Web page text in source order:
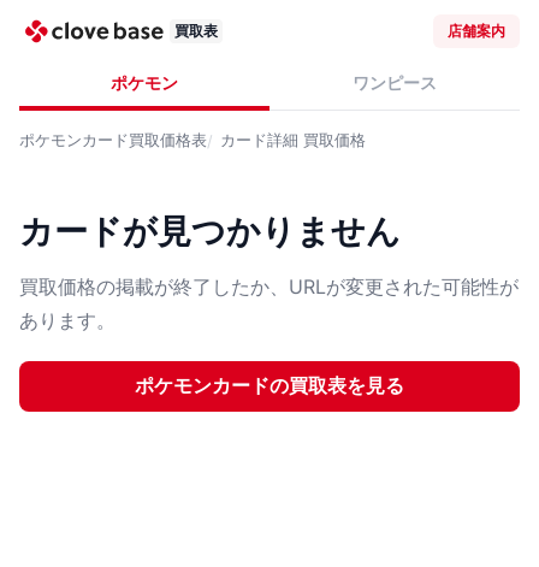
買取表 店舗案内
ポケモン ワンピース
ポケモンカード買取価格表 カード詳細 買取価格
カードが見つかりません
買取価格の掲載が終了したか、URLが変更された可能性が
あります。
ポケモンカードの買取表を見る